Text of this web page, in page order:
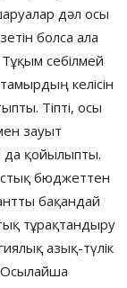
дәл осы
болса ала
себілмей
келісін
Тіпті, осы
зауыт
қойылыпты.
бюджеттен
бақандай
тұрақтандыру
азық-түлік
Осылайша